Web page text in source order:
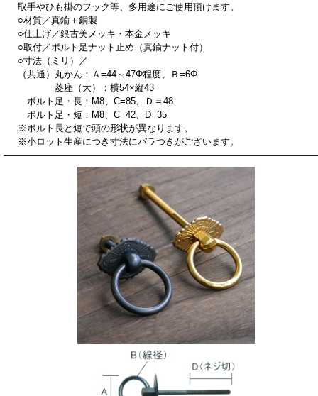
取手やひも掛のフック等、多用途にご使用頂けます。
○材質／真鍮＋銅製
○仕上げ／銀古美メッキ・本金メッキ
○取付／ボルト足ナット止め（真鍮ナット付）
○寸法（ミリ）／
（共通）丸かん：Ａ=44～47Φ程度、Ｂ=6Φ
菱座（大）：横54×縦43
ボルト足・長：M8、C=85、Ｄ＝48
ボルト足・短：M8、C=42、D=35
※ボルト長と短で頭の形状が異なります。
※小ロット生産につき寸法にバラつきがございます。